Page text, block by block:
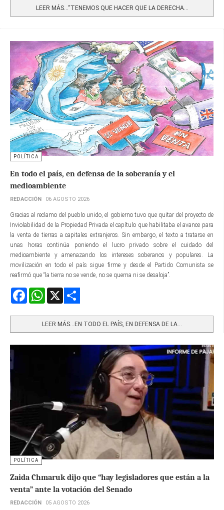
LEER MÁS…“TENEMOS QUE HACER QUE LA DERECHA...
POLÍTICA
En todo el país, en defensa de la soberanía y el
medioambiente
REDACCIÓN 06 AGOSTO 2026
Gracias al reclamo del pueblo unido, el gobierno tuvo que quitar del proyecto de
Inviolabilidad de la Propiedad Privada el capítulo que habilitaba el avance para
la venta de tierras a capitales extranjeros. Sin embargo, el texto a tratarse en
unas horas continúa poniendo el lucro privado sobre el cuidado del
medioambiente y amenazando los intereses soberanos y populares. La
movilización en todo el país sigue firme y desde el Partido Comunista se
reafirmó que “la tierra no se vende, no se quema ni se desaloja”.
FacebookWhatsApp
LEER MÁS…EN TODO EL PAÍS, EN DEFENSA DE LA...
POLÍTICA
Zaida Chmaruk dijo que “hay legisladores que están a la
venta” ante la votación del Senado
REDACCIÓN 05 AGOSTO 2026